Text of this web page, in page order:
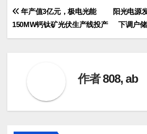
文
章
阳光电源
下调户
年产值3亿元，极电光能
150MW钙钛矿光伏生产线投产
作者808, ab